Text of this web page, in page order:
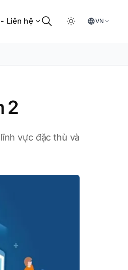
Liên hệ VN
2
vực đặc thù và